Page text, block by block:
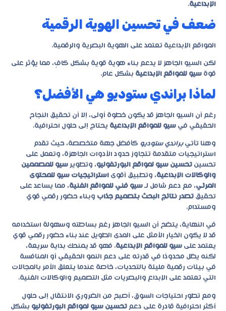
الإبداعية.
ضعف في تحسين الهوية الرقمية
المواقع الإبداعية تعتمد على الهوية البصرية والرقمية.
لكن السيو الجاهز لا يدعم بناء هوية قوية بشكل كافٍ، مما يؤثر على
قوة سيو للمواقع الإبداعية بشكل عام.
لماذا براندي ستوديو هي الأفضل؟
رغم أن السيو الجاهز قد يكون خطوة أولى، إلا أن تحقيق النجاح
الحقيقي في سيو للمواقع الإبداعية يحتاج إلى حلول احترافية.
وهنا تأتيبراندي ستوديو كأفضل جهة متخصصة، حيث تقدم
استراتيجيات متقدمة تتجاوز حدود الأدوات الجاهزة، وتعمل على
تحسين تحسين سيو لمواقع البورتفوليو، وتطوير سيو للمصممين
والوكالات الإبداعية، وتطبيق أقوى استراتيجيات سيو للمحتوى
المرئي، مع دعم شامل لـ سيو فني للمواقع الفنية، مما يساعد على
تحقيق تصدر نتائج البحث بتصميم جذاب وبناء حضور رقمي قوي
ومستدام.
في النهاية، يتضح أن السيو الجاهز رغم بساطته وسهولة استخدامه
قد لا يكون الخيار الأمثل على المدى الطويل عند بناء حضور رقمي قوي
يعتمد على سيو للمواقع الإبداعية. فهو قد يمنحك بداية سريعة،
لكنه يظل محدودًا في قدرته على دعم النمو الحقيقي أو المنافسة
في بيئات رقمية مليئة بالتحديات، خاصة عندما يتعلق الأمر بالمجالات
التي تعتمد على الإبداع والبصريات مثل التصميم والوكالات الفنية.
ومع تطور احتياجات السوق، أصبح من الضروري الانتقال إلى حلول
أكثر احترافية قادرة على دعم تحسين سيو لمواقع البورتفوليو بشكل